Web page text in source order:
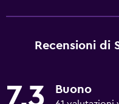
Recensioni di
7,3 Buono